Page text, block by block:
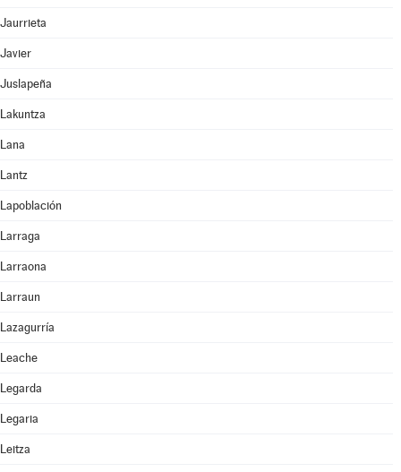
Jaurrieta
Javier
Juslapeña
Lakuntza
Lana
Lantz
Lapoblación
Larraga
Larraona
Larraun
Lazagurría
Leache
Legarda
Legaria
Leitza